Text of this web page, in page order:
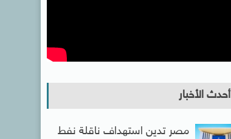
أحدث الأخبار
مصر تدين استهداف ناقلة نفط